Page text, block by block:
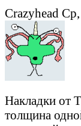
Crazyhead
Накладки от
толщина